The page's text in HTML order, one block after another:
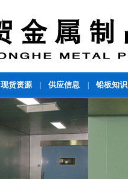
现货资源 供应信息 铅板知识